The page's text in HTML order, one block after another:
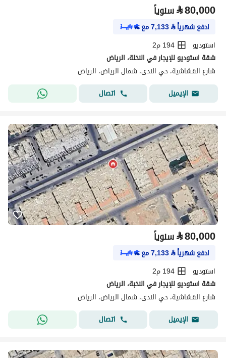
⃁80,000 سنوياً
ادفع شهرياً⃁
7,133مع
استوديو
194 م2
شقة استوديو للإيجار في النخلة، الرياض
شارع القشاشية، حي الندى، شمال الرياض، الرياض
الإيميل
اتصال
⃁80,000 سنوياً
ادفع شهرياً⃁
7,133مع
استوديو
194 م2
شقة استوديو للإيجار في النخبة، الرياض
شارع القشاشية، حي الندى، شمال الرياض، الرياض
الإيميل
اتصال